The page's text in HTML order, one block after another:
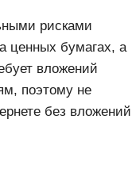
рисками
ценных бумагах, а
вложений
поэтому не
без вложений